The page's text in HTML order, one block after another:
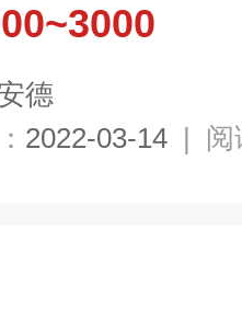
德
2022-03-14 | 阅